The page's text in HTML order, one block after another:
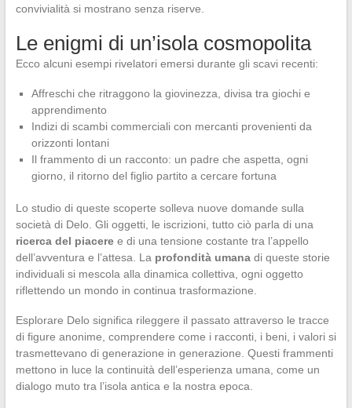
convivialità si mostrano senza riserve.
Le enigmi di un’isola cosmopolita
Ecco alcuni esempi rivelatori emersi durante gli scavi recenti:
Affreschi che ritraggono la giovinezza, divisa tra giochi e
apprendimento
Indizi di scambi commerciali con mercanti provenienti da
orizzonti lontani
Il frammento di un racconto: un padre che aspetta, ogni
giorno, il ritorno del figlio partito a cercare fortuna
Lo studio di queste scoperte solleva nuove domande sulla
società di Delo. Gli oggetti, le iscrizioni, tutto ciò parla di una
ricerca del piaceree di una tensione costante tra l’appello
dell’avventura e l’attesa. La profondità umanadi queste storie
individuali si mescola alla dinamica collettiva, ogni oggetto
riflettendo un mondo in continua trasformazione.
Esplorare Delo significa rileggere il passato attraverso le tracce
di figure anonime, comprendere come i racconti, i beni, i valori si
trasmettevano di generazione in generazione. Questi frammenti
mettono in luce la continuità dell’esperienza umana, come un
dialogo muto tra l’isola antica e la nostra epoca.